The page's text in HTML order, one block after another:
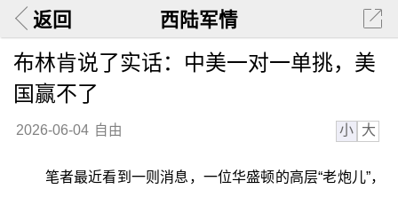
返回 西陆军情
布林肯说了实话：中美一对一单挑，美
国赢不了
2026-06-04 自由 小 大
笔者最近看到一则消息，一位华盛顿的高层“老炮儿”，